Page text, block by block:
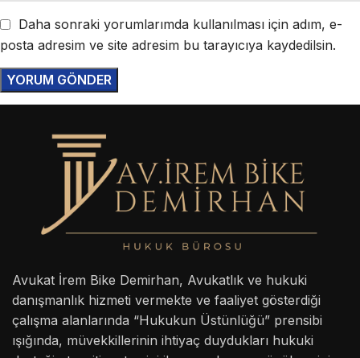
Daha sonraki yorumlarımda kullanılması için adım, e-
posta adresim ve site adresim bu tarayıcıya kaydedilsin.
Avukat İrem Bike Demirhan, Avukatlık ve hukuki
danışmanlık hizmeti vermekte ve faaliyet gösterdiği
çalışma alanlarında “Hukukun Üstünlüğü” prensibi
ışığında, müvekkillerinin ihtiyaç duydukları hukuki